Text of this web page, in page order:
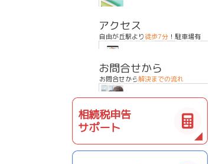
アクセス
自由が丘駅より徒歩7分 ！駐車場有
お問合せから
お問合せから解決までの流れ
相続税申告
サポート